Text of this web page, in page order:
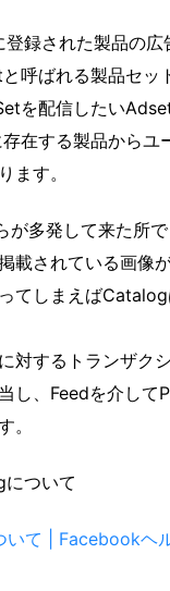
録された製品の広
呼ばれる製品セッ
を配信したい
在する製品からユ
ます。
多発して来た所で
載されている画像
てしまえば
対するトランザク
し、Feedを介して
。
いて | Facebookヘ